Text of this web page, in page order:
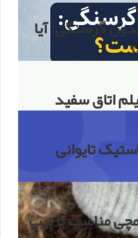
گرسنگی: آیا
اتاق سفید
تایوانی
مناسب با تیپ